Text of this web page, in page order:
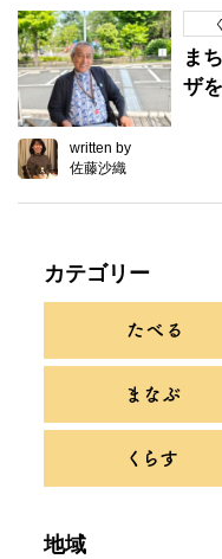
ま
ザ
written by
佐藤沙織
カテゴリー
地域